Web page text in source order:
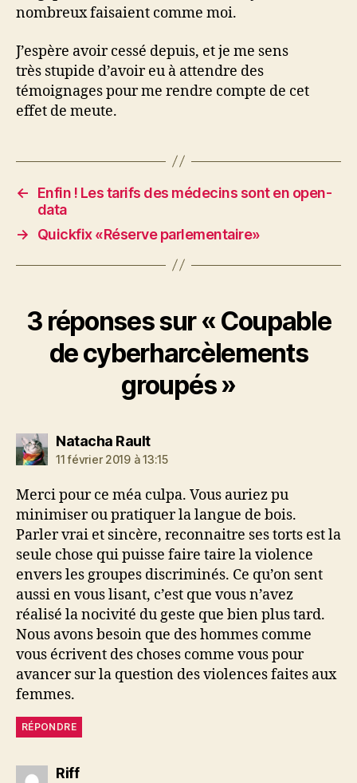
nombreux faisaient comme moi.
J’espère avoir cessé depuis, et je me sens
très stupide d’avoir eu à attendre des
témoignages pour me rendre compte de cet
effet de meute.
←
Enfin ! Les tarifs des médecins sont en open-
data
→
Quickfix «Réserve parlementaire»
3 réponses sur « Coupable
de cyberharcèlements
groupés »
Natacha Raultdit :
11 février 2019 à 13:15
Merci pour ce méa culpa. Vous auriez pu
minimiser ou pratiquer la langue de bois.
Parler vrai et sincère, reconnaitre ses torts est la
seule chose qui puisse faire taire la violence
envers les groupes discriminés. Ce qu’on sent
aussi en vous lisant, c’est que vous n’avez
réalisé la nocivité du geste que bien plus tard.
Nous avons besoin que des hommes comme
vous écrivent des choses comme vous pour
avancer sur la question des violences faites aux
femmes.
RÉPONDRE
Riffdit :